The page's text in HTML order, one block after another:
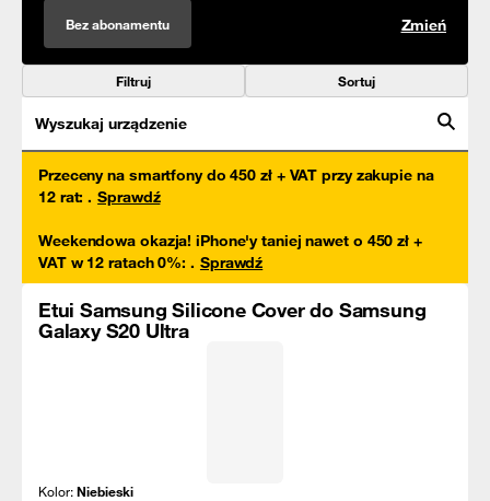
Bez abonamentu Zmień
Filtruj Sortuj
Wyszukaj urządzenie
Przeceny na smartfony do 450 zł + VAT przy zakupie na
12 rat: . Sprawdź
Weekendowa okazja! iPhone'y taniej nawet o 450 zł +
VAT w 12 ratach 0%: . Sprawdź
Etui Samsung Silicone Cover do Samsung
Galaxy S20 Ultra
Kolor:Niebieski